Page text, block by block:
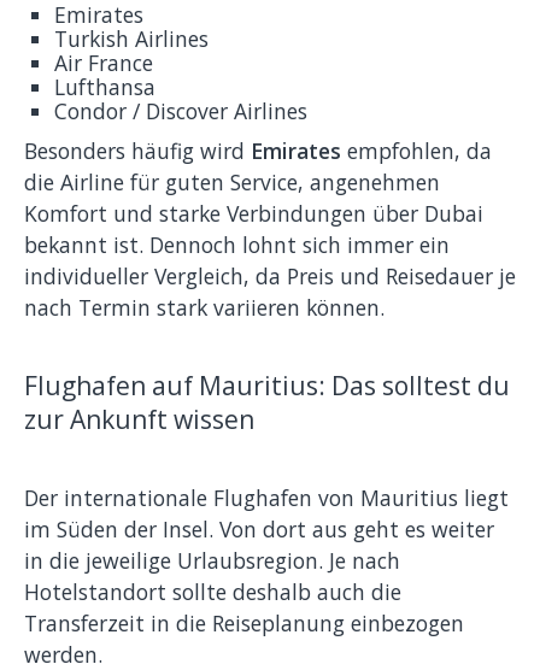
Emirates
Turkish Airlines
Air France
Lufthansa
Condor / Discover Airlines
Besonders häufig wird Emirates empfohlen, da
die Airline für guten Service, angenehmen
Komfort und starke Verbindungen über Dubai
bekannt ist. Dennoch lohnt sich immer ein
individueller Vergleich, da Preis und Reisedauer je
nach Termin stark variieren können.
Flughafen auf Mauritius: Das solltest du
zur Ankunft wissen
Der internationale Flughafen von Mauritius liegt
im Süden der Insel. Von dort aus geht es weiter
in die jeweilige Urlaubsregion. Je nach
Hotelstandort sollte deshalb auch die
Transferzeit in die Reiseplanung einbezogen
werden.